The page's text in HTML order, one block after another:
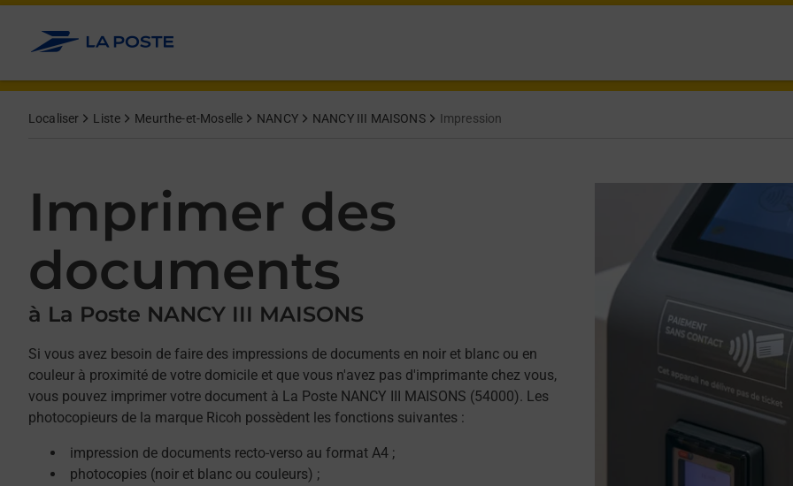
Allez au contenu
Localiser Liste Meurthe-et-Moselle NANCY NANCY III MAISONS Impression
Imprimer des
documents
à La Poste NANCY III MAISONS
Si vous avez besoin de faire des impressions de documents en noir et blanc ou en
couleur à proximité de votre domicile et que vous n'avez pas d'imprimante chez vous,
vous pouvez imprimer votre document à La Poste NANCY III MAISONS (54000). Les
photocopieurs de la marque Ricoh possèdent les fonctions suivantes :
impression de documents recto-verso au format A4 ;
photocopies (noir et blanc ou couleurs) ;
Afficher ou masquer la réponse
Afficher ou masquer la réponse
Afficher ou masquer la réponse
Afficher ou masquer la réponse